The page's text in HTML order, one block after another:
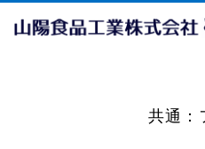
共通：